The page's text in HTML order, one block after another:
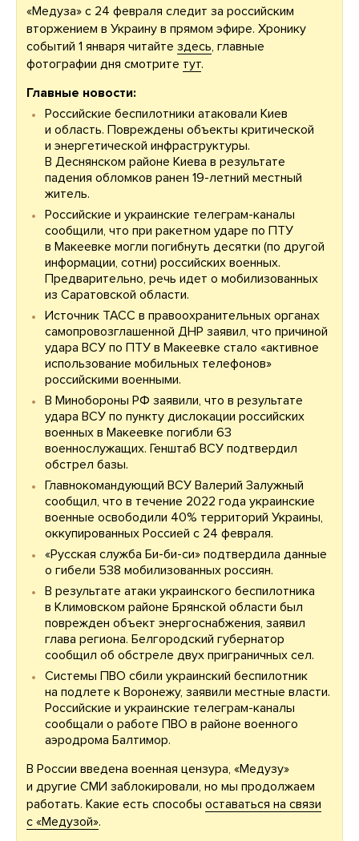
«Медуза» с 24 февраля следит за российским
вторжением в Украину в прямом эфире. Хронику
событий 1 января читайте здесь, главные
фотографии дня смотрите тут.
Главные новости:
Российские беспилотники атаковали Киев
и область. Повреждены объекты критической
и энергетической инфраструктуры.
В Деснянском районе Киева в результате
падения обломков ранен 19-летний местный
житель.
Российские и украинские телеграм-каналы
сообщили, что при ракетном ударе по ПТУ
в Макеевке могли погибнуть десятки (по другой
информации, сотни) российских военных.
Предварительно, речь идет о мобилизованных
из Саратовской области.
Источник ТАСС в правоохранительных органах
самопровозглашенной ДНР заявил, что причиной
удара ВСУ по ПТУ в Макеевке стало «активное
использование мобильных телефонов»
российскими военными.
В Минобороны РФ заявили, что в результате
удара ВСУ по пункту дислокации российских
военных в Макеевке погибли 63
военнослужащих. Генштаб ВСУ подтвердил
обстрел базы.
Главнокомандующий ВСУ Валерий Залужный
сообщил, что в течение 2022 года украинские
военные освободили 40% территорий Украины,
оккупированных Россией с 24 февраля.
«Русская служба Би-би-си» подтвердила данные
о гибели 538 мобилизованных россиян.
В результате атаки украинского беспилотника
в Климовском районе Брянской области был
поврежден объект энергоснабжения, заявил
глава региона. Белгородский губернатор
сообщил об обстреле двух приграничных сел.
Системы ПВО сбили украинский беспилотник
на подлете к Воронежу, заявили местные власти.
Российские и украинские телеграм-каналы
сообщали о работе ПВО в районе военного
аэродрома Балтимор.
В России введена военная цензура, «Медузу»
и другие СМИ заблокировали, но мы продолжаем
работать. Какие есть способы оставаться на связи
с «Медузой».